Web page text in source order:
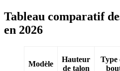
Tableau comparatif
en 2026
Modèle
Hauteur
de talon
Type